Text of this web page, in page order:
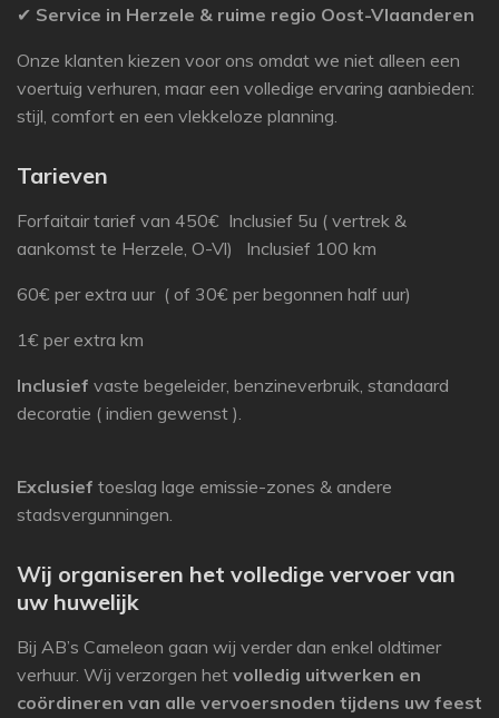
✔ Service in Herzele & ruime regio Oost-Vlaanderen
Onze klanten kiezen voor ons omdat we niet alleen een
voertuig verhuren, maar een volledige ervaring aanbieden:
stijl, comfort en een vlekkeloze planning.
Tarieven
Forfaitair tarief van 450€ Inclusief 5u ( vertrek &
aankomst te Herzele, O-Vl) Inclusief 100 km
60€ per extra uur ( of 30€ per begonnen half uur)
1€ per extra km
Inclusief vaste begeleider, benzineverbruik, standaard
decoratie ( indien gewenst ).
Exclusief toeslag lage emissie-zones & andere
stadsvergunningen.
Wij organiseren het volledige vervoer van
uw huwelijk
Bij AB’s Cameleon gaan wij verder dan enkel oldtimer
verhuur. Wij verzorgen het volledig uitwerken en
coördineren van alle vervoersnoden tijdens uw feest